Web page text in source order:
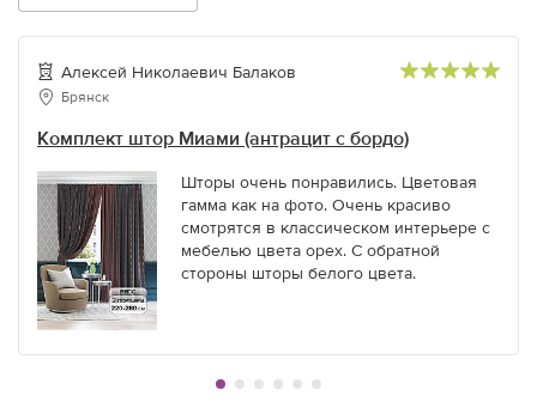
Алексей Николаевич Балаков
Брянск
Комплект штор Миами (антрацит с бордо)
Шторы очень понравились. Цветовая
гамма как на фото. Очень красиво
смотрятся в классическом интерьере с
мебелью цвета орех. С обратной
стороны шторы белого цвета.